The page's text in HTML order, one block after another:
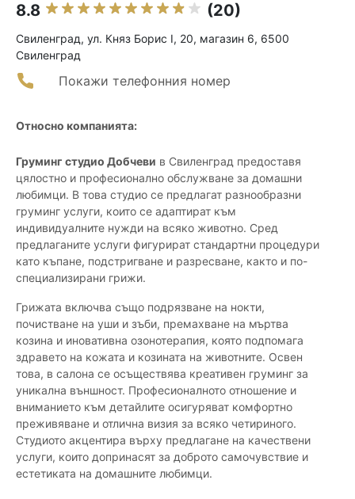
8.8 (20)
Свиленград, ул. Княз Борис I, 20, магазин 6, 6500
Свиленград
Покажи телефонния номер
Относно компанията:
Груминг студио Добчеви в Свиленград предоставя
цялостно и професионално обслужване за домашни
любимци. В това студио се предлагат разнообразни
груминг услуги, които се адаптират към
индивидуалните нужди на всяко животно. Сред
предлаганите услуги фигурират стандартни процедури
като къпане, подстригване и разресване, както и по-
специализирани грижи.
Грижата включва също подрязване на нокти,
почистване на уши и зъби, премахване на мъртва
козина и иновативна озонотерапия, която подпомага
здравето на кожата и козината на животните. Освен
това, в салона се осъществява креативен груминг за
уникална външност. Професионалното отношение и
вниманието към детайлите осигуряват комфортно
преживяване и отлична визия за всяко четириного.
Студиото акцентира върху предлагане на качествени
услуги, които допринасят за доброто самочувствие и
естетиката на домашните любимци.